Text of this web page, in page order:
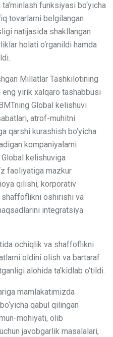
funksiyasi bo‘yicha
tovarlarni belgilangan
natijasida shakllangan
holati o‘rganildi hamda
Millatlar Tashkilotining
yirik xalqaro tashabbusi
Global kelishuvi
atrof-muhitni
qarshi kurashish bo‘yicha
kompaniyalarni
kelishuviga
faoliyatiga mazkur
qilishi, korporativ
oshirishi va
integratsiya
ochiqlik va shaffoflikni
oldini olish va bartaraf
alohida taʼkidlab o‘tildi.
mamlakatimizda
qabul qilingan
mohiyati, olib
javobgarlik masalalari,